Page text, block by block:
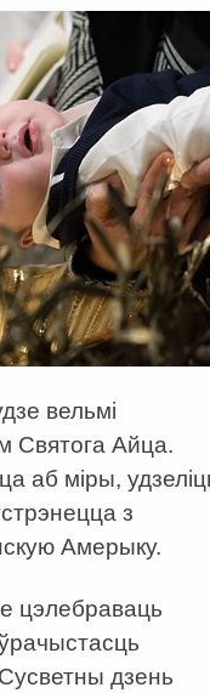
вельмі
Святога Айца.
аб міры,
з
Амерыку.
цэлебраваць
дзень